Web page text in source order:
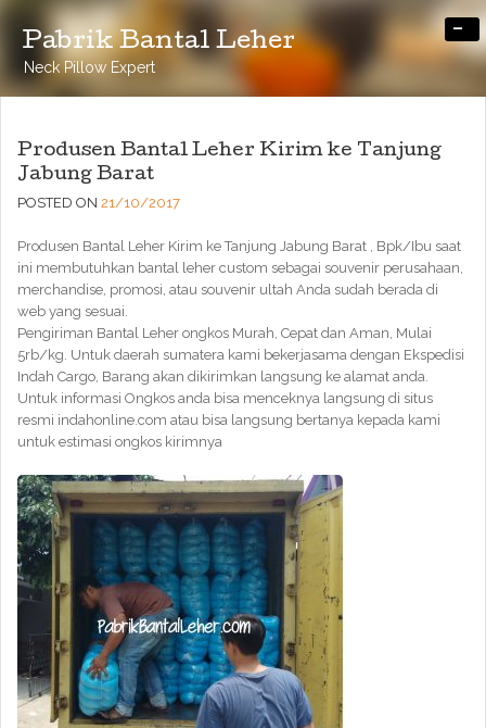
Pabrik Bantal Leher
Neck Pillow Expert
-
Produsen Bantal Leher Kirim ke Tanjung
Jabung Barat
POSTED ON 21/10/2017
Produsen Bantal Leher Kirim ke Tanjung Jabung Barat , Bpk/Ibu saat
ini membutuhkan bantal leher custom sebagai souvenir perusahaan,
merchandise, promosi, atau souvenir ultah Anda sudah berada di
web yang sesuai.
Pengiriman Bantal Leher ongkos Murah, Cepat dan Aman, Mulai
5rb/kg. Untuk daerah sumatera kami bekerjasama dengan Ekspedisi
Indah Cargo, Barang akan dikirimkan langsung ke alamat anda.
Untuk informasi Ongkos anda bisa menceknya langsung di situs
resmi indahonline.com atau bisa langsung bertanya kepada kami
untuk estimasi ongkos kirimnya